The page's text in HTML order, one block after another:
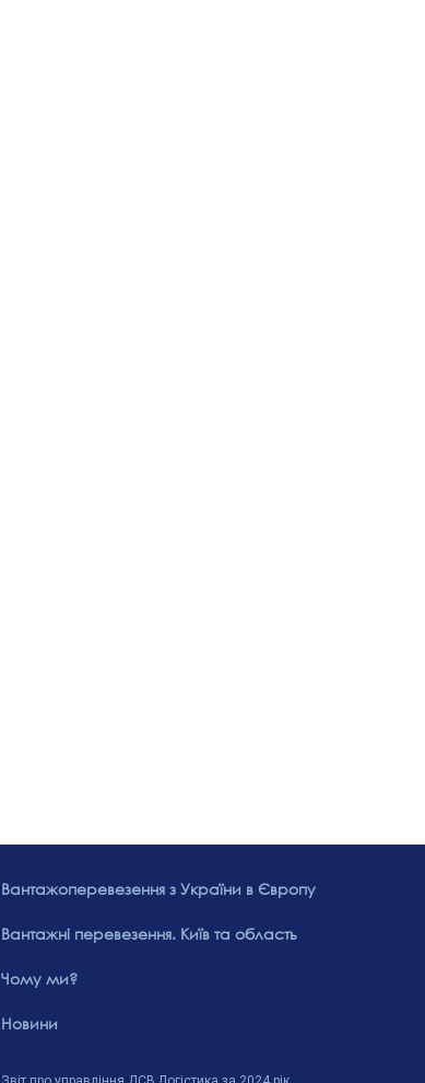
Вантажоперевезення з України в Європу
Вантажні перевезення. Київ та область
Чому ми?
Новини